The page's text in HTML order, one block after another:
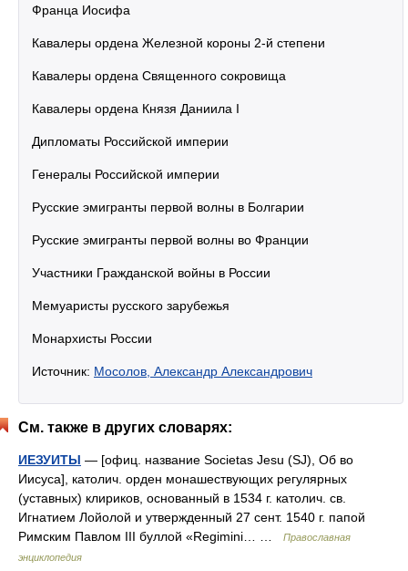
Франца Иосифа
Кавалеры ордена Железной короны 2-й степени
Кавалеры ордена Священного сокровища
Кавалеры ордена Князя Даниила I
Дипломаты Российской империи
Генералы Российской империи
Русские эмигранты первой волны в Болгарии
Русские эмигранты первой волны во Франции
Участники Гражданской войны в России
Мемуаристы русского зарубежья
Монархисты России
Источник: Мосолов, Александр Александрович
См. также в других словарях:
ИЕЗУИТЫ — [офиц. название Societas Jesu (SJ), Об во
Иисуса], католич. орден монашествующих регулярных
(уставных) клириков, основанный в 1534 г. католич. св.
Игнатием Лойолой и утвержденный 27 сент. 1540 г. папой
Римским Павлом III буллой «Regimini… …
Православная
энциклопедия